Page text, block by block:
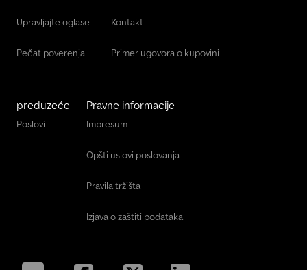
Upravljajte oglase
Pečat poverenja
Kontakt
Primer ugovora o kupovini
preduzeće
Poslovi
Pravne informacije
Impresum
Opšti uslovi poslovanja
Pravila tržišta
Izjava o zaštiti podataka